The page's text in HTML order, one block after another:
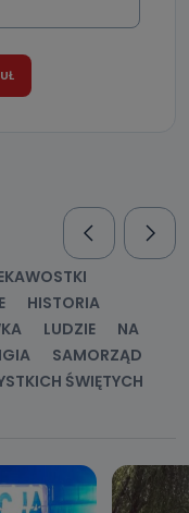
HISTORIA
LUDZIE
NA
SAMORZĄD
ŚWIĘTYCH